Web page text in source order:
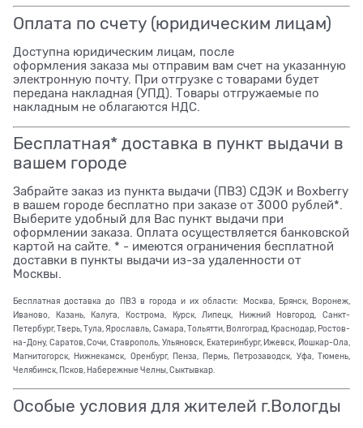
Оплата по счету (юридическим лицам)
Доступна юридическим лицам, после
оформления заказа мы отправим вам счет на указанную
электронную почту. При отгрузке с товарами будет
передана накладная (УПД). Товары отгружаемые по
накладным не облагаются НДС.
Бесплатная* доставка в пункт выдачи в
вашем городе
Забрайте заказ из пункта выдачи (ПВЗ) СДЭК и Boxberry
в вашем городе бесплатно при заказе от 3000 рублей*.
Выберите удобный для Вас пункт выдачи при
оформлении заказа. Оплата осуществляется банковской
картой на сайте. * - имеются ограничения бесплатной
доставки в пункты выдачи из-за удаленности от
Москвы.
Бесплатная доставка до ПВЗ в города и их области: Москва, Брянск, Воронеж,
Иваново, Казань, Калуга, Кострома, Курск, Липецк, Нижний Новгород, Санкт-
Петербург, Тверь, Тула, Ярославль, Самара, Тольятти, Волгоград, Краснодар, Ростов-
на-Дону, Саратов, Сочи, Ставрополь, Ульяновск, Екатеринбург, Ижевск, Йошкар-Ола,
Магнитогорск, Нижнекамск, Оренбург, Пенза, Пермь, Петрозаводск, Уфа, Тюмень,
Челябинск, Псков, Набережные Челны, Сыктывкар.
Особые условия для жителей г.Вологды